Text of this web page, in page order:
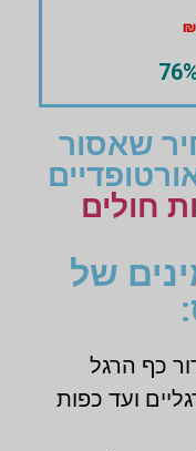
שאסור
חולים
של
כף הרגל
ועד כפות